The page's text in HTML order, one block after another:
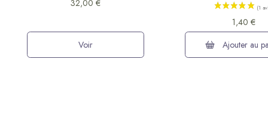
32,00 €
Voir
1,40 €
Ajouter au